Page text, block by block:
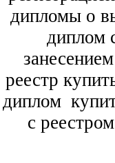
дипломы о
диплом
реестр
диплом
с